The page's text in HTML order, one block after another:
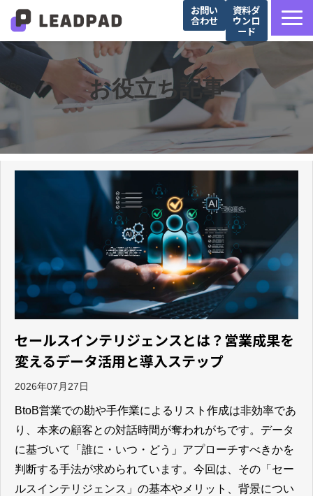
お問い
合わせ
資料ダ
ウンロ
ード
サービス詳細
選ばれる理由
営業支援会社様向け
Salesforce導入企業様向け
導入事例
お役立ち記事
セミナー
お役立ち記事
セールスインテリジェンスとは？営業成果を
変えるデータ活用と導入ステップ
2026年07月27日
BtoB営業での勘や手作業によるリスト作成は非効率であ
り、本来の顧客との対話時間が奪われがちです。データ
に基づいて「誰に・いつ・どう」アプローチすべきかを
判断する手法が求められています。今回は、その「セー
ルスインテリジェンス」の基本やメリット、背景につい